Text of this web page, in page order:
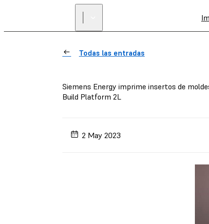
Todas las entradas
Siemens Energy imprime insertos de
Build Platform 2L
2 May 2023